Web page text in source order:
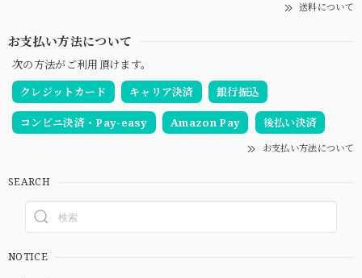
送料について
お支払い方法について
次の方法がご利用頂けます。
クレジットカード
キャリア決済 銀行振込
コンビニ決済・Pay-easy Amazon Pay 後払い決済
お支払い方法について
SEARCH
NOTICE